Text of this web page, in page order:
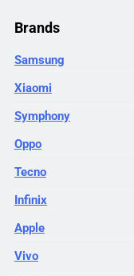
Brands
Samsung
Xiaomi
Symphony
Oppo
Tecno
Infinix
Apple
Vivo